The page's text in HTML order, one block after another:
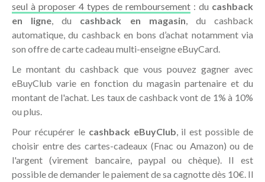
seul à proposer 4 types de remboursement : du cashback
en ligne, du cashback en magasin, du cashback
automatique, du cashback en bons d’achat notamment via
son offre de carte cadeau multi-enseigne eBuyCard.
Le montant du cashback que vous pouvez gagner avec
eBuyClub varie en fonction du magasin partenaire et du
montant de l'achat. Les taux de cashback vont de 1% à 10%
ou plus.
Pour récupérer le cashback eBuyClub, il est possible de
choisir entre des cartes-cadeaux (Fnac ou Amazon) ou de
l'argent (virement bancaire, paypal ou chèque). II est
possible de demander le paiement de sa cagnotte dès 10€. Il